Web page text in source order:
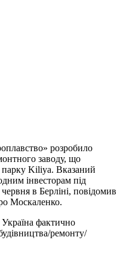
розробило
заводу, що
парку Kiliya. Вказаний
інвесторам під
в Берліні, повідомив
Москаленко.
фактично
ремонту/